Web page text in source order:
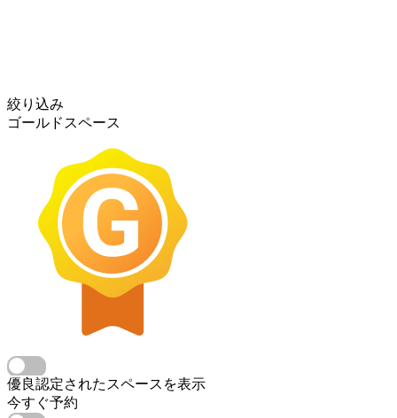
絞り込み
ゴールドスペース
優良認定されたスペースを表示
今すぐ予約